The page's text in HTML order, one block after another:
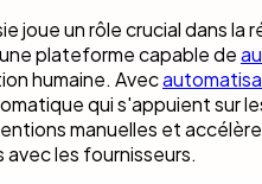
joue un rôle crucial dans
plateforme capable de
humaine. Avec
qui s'appuient sur
manuelles et
avec les fournisseurs.